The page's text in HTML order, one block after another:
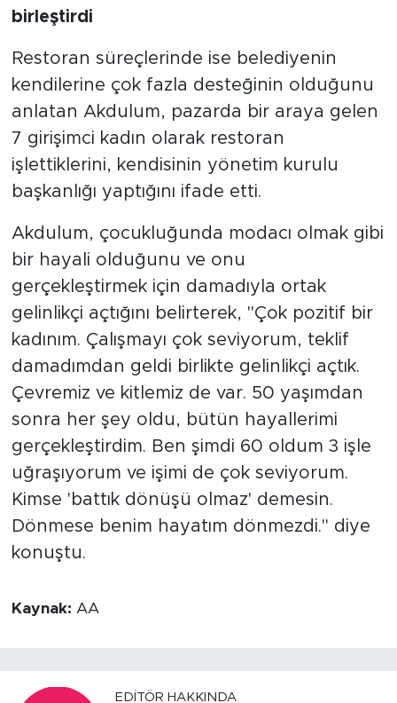
birleştirdi
Restoran süreçlerinde ise belediyenin
kendilerine çok fazla desteğinin olduğunu
anlatan Akdulum, pazarda bir araya gelen
7 girişimci kadın olarak restoran
işlettiklerini, kendisinin yönetim kurulu
başkanlığı yaptığını ifade etti.
Akdulum, çocukluğunda modacı olmak gibi
bir hayali olduğunu ve onu
gerçekleştirmek için damadıyla ortak
gelinlikçi açtığını belirterek, "Çok pozitif bir
kadınım. Çalışmayı çok seviyorum, teklif
damadımdan geldi birlikte gelinlikçi açtık.
Çevremiz ve kitlemiz de var. 50 yaşımdan
sonra her şey oldu, bütün hayallerimi
gerçekleştirdim. Ben şimdi 60 oldum 3 işle
uğraşıyorum ve işimi de çok seviyorum.
Kimse 'battık dönüşü olmaz' demesin.
Dönmese benim hayatım dönmezdi." diye
konuştu.
Kaynak: AA
EDITÖR HAKKINDA